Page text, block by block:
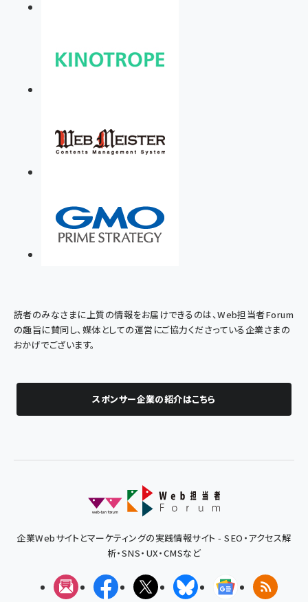
読者のみなさまに上質の情報をお届けできるのは、Web担当者Forum
の趣旨に賛同し、媒体としての運営にご協力くださっている企業さまの
おかげでございます。
スポンサー企業の紹介はこちら
企業Webサイトとマーケティングの実践情報サイト - SEO・アクセス解
析・SNS・UX・CMSなど
メルマガFacebookX(エックス)BlueskyGoogleニュ
RSS